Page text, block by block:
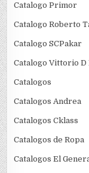
Catalogo Primor
Catalogo Roberto
Catalogo SCPakar
Catalogo Vittorio D
Catalogos
Catalogos Andrea
Catalogos Cklass
Catalogos de Ropa
Catalogos El